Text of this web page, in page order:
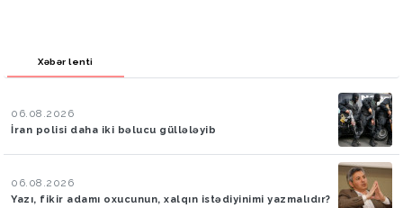
Xəbər lenti
06.08.2026
İran polisi daha iki bəlucu güllələyib
06.08.2026
Yazı, fikir adamı oxucunun, xalqın istədiyinimi yazmalıdır?